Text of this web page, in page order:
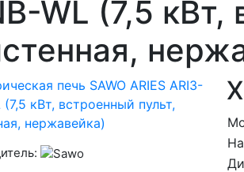
WL (7,5 кВт,